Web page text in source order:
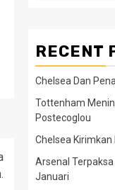
RECENT
Chelsea Dan
Tottenham
Postecoglou
Chelsea
Arsenal
Januari